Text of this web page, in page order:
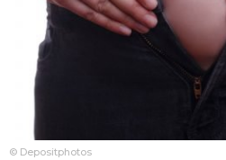
© Depositphotos